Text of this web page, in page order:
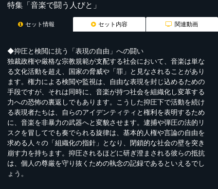
特集「音楽で闘う人びと」
セット情報 セット内容 関連動画
◆抑圧と検閲に抗う「表現の自由」への闘い
独裁政権や厳格な宗教規範が支配する社会において、音楽は単な
る文化活動を超え、国家の脅威や「罪」と見なされることがあり
ます。権力による検閲や監視は、自由な表現を封じ込めるための
手段ですが、それは同時に、音楽が持つ社会を組織化し変革する
力への恐怖の裏返しでもあります。こうした抑圧下で活動を続け
る表現者たちは、自らのアイデンティティと権利を表明するため
に、音楽を非暴力の武器へと変貌させます。逮捕や弾圧の法的リ
スクを冒してでも奏でられる旋律は、基本的人権や言論の自由を
求める人々の「組織化の指針」となり、閉鎖的な社会の壁を突き
崩す力を持ちます。抑圧されるほどに研ぎ澄まされる彼らの抵抗
は、個人の尊厳を守り抜くための執念の記録であるといえるでし
ょう。